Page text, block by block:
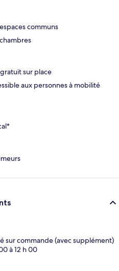
communs
sur place
aux personnes à mobilité
sur commande (avec supplément)
à 12 h 00